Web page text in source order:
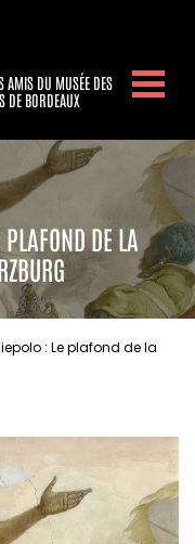
AMIS DU MUSÉE DES
DE BORDEAUX
DE LA
: Le plafond de la